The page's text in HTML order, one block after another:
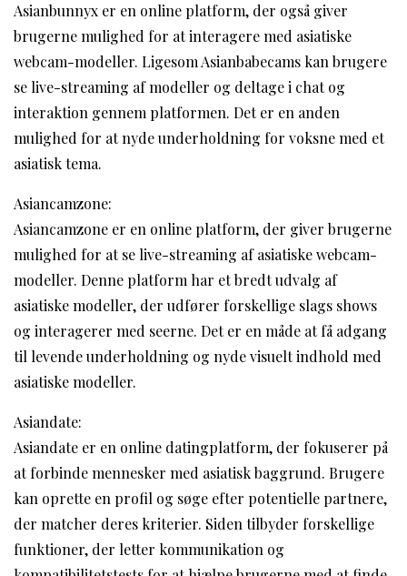
Asianbunnyx er en online platform, der også giver
brugerne mulighed for at interagere med asiatiske
webcam-modeller. Ligesom Asianbabecams kan brugere
se live-streaming af modeller og deltage i chat og
interaktion gennem platformen. Det er en anden
mulighed for at nyde underholdning for voksne med et
asiatisk tema.
Asiancamzone:
Asiancamzone er en online platform, der giver brugerne
mulighed for at se live-streaming af asiatiske webcam-
modeller. Denne platform har et bredt udvalg af
asiatiske modeller, der udfører forskellige slags shows
og interagerer med seerne. Det er en måde at få adgang
til levende underholdning og nyde visuelt indhold med
asiatiske modeller.
Asiandate:
Asiandate er en online datingplatform, der fokuserer på
at forbinde mennesker med asiatisk baggrund. Brugere
kan oprette en profil og søge efter potentielle partnere,
der matcher deres kriterier. Siden tilbyder forskellige
funktioner, der letter kommunikation og